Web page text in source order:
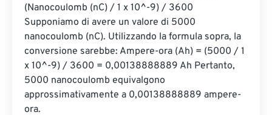
(Nanocoulomb (nC) / 1 x 10^-9) / 3600
Supponiamo di avere un valore di 5000
nanocoulomb (nC). Utilizzando la formula sopra, la
conversione sarebbe: Ampere-ora (Ah) = (5000 / 1
x 10^-9) / 3600 = 0,00138888889 Ah Pertanto,
5000 nanocoulomb equivalgono
approssimativamente a 0,00138888889 ampere-
ora.